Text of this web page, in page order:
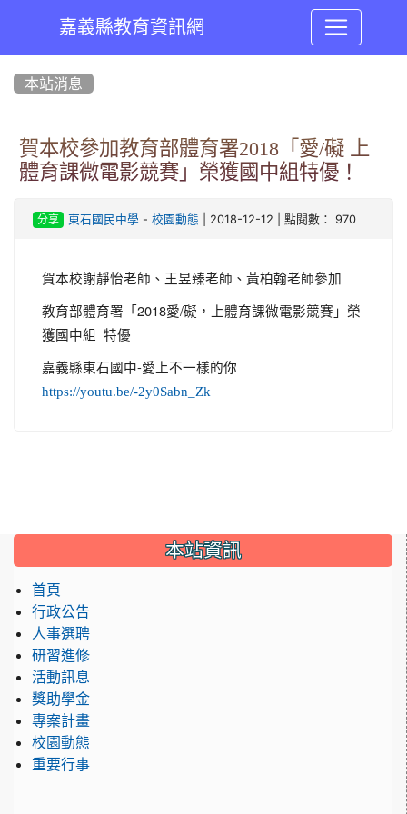
嘉義縣教育資訊網
本站消息
賀本校參加教育部體育署2018「愛/礙 上
體育課微電影競賽」榮獲國中組特優！
分享 東石國民中學- 校園動態 | 2018-12-12 | 點閱數： 970
賀本校謝靜怡老師、王昱臻老師、黃柏翰老師參加
教育部體育署「2018愛/礙，上體育課微電影競賽」榮
獲國中組 特優
嘉義縣東石國中-愛上不一樣的你
https://youtu.be/-2y0Sabn_Zk
::: 本站資訊
首頁
行政公告
人事選聘
研習進修
活動訊息
獎助學金
專案計畫
校園動態
重要行事